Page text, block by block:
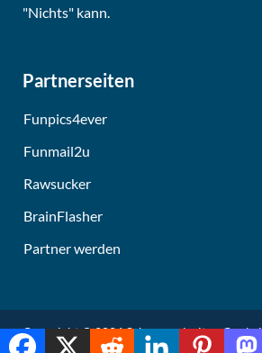
Partnerseiten
Funpics4ever
Funmail2u
Rawsucker
BrainFlasher
Partner werden
Copyright © 2026Schmunzelseite - Coole